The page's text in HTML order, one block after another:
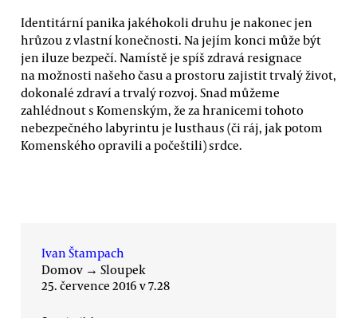
Identitární panika jakéhokoli druhu je nakonec jen
hrůzou z vlastní konečnosti. Na jejím konci může být
jen iluze bezpečí. Namístě je spíš zdravá resignace
na možnosti našeho času a prostoru zajistit trvalý život,
dokonalé zdraví a trvalý rozvoj. Snad můžeme
zahlédnout s Komenským, že za hranicemi tohoto
nebezpečného labyrintu je lusthaus (či ráj, jak potom
Komenského opravili a počeštili) srdce.
Ivan Štampach
Domov → Sloupek
25. července 2016 v 7.28